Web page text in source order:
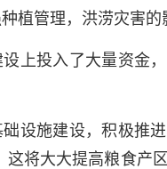
植管理，洪涝灾害的
上投入了大量资金
设施建设，积极推
将大大提高粮食产